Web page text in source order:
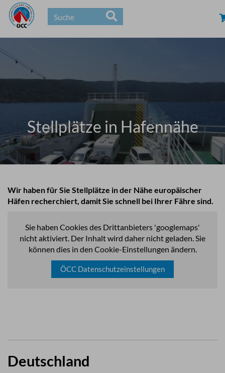
Stellplätze in Hafennähe
Wir haben für Sie Stellplätze in der Nähe europäischer
Häfen recherchiert, damit Sie schnell bei Ihrer Fähre sind.
Sie haben Cookies des Drittanbieters 'googlemaps'
nicht aktiviert. Der Inhalt wird daher nicht geladen. Sie
können dies in den Cookie-Einstellungen ändern.
ÖCC Datenschutzeinstellungen
Deutschland